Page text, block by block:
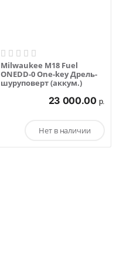
Milwaukee M18 Fuel
ONEDD-0 One-key Дрель-
шуруповерт (аккум.)
23 000.00 р.
Нет в наличии